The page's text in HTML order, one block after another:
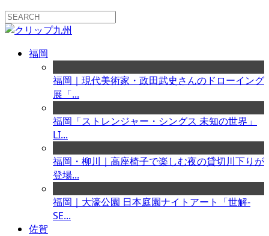
福岡
福岡｜現代美術家・政田武史さんのドローイング
展「...
福岡「ストレンジャー・シングス 未知の世界」
LI...
福岡・柳川｜高座椅子で楽しむ夜の貸切川下りが
登場...
福岡｜大濠公園 日本庭園ナイトアート「世解-
SE...
佐賀